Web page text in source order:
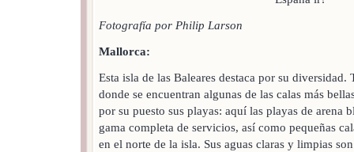
Fotografía por Philip Larson
Mallorca:
Esta isla de las Baleares destaca por su
donde se encuentran algunas de las calas más
por su puesto sus playas: aquí las playas de arena
gama completa de servicios, así como pequeñas
en el norte de la isla. Sus aguas claras y limpias